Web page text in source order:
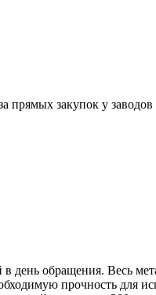
прямых закупок у заводов
день обращения. Весь
прочность для